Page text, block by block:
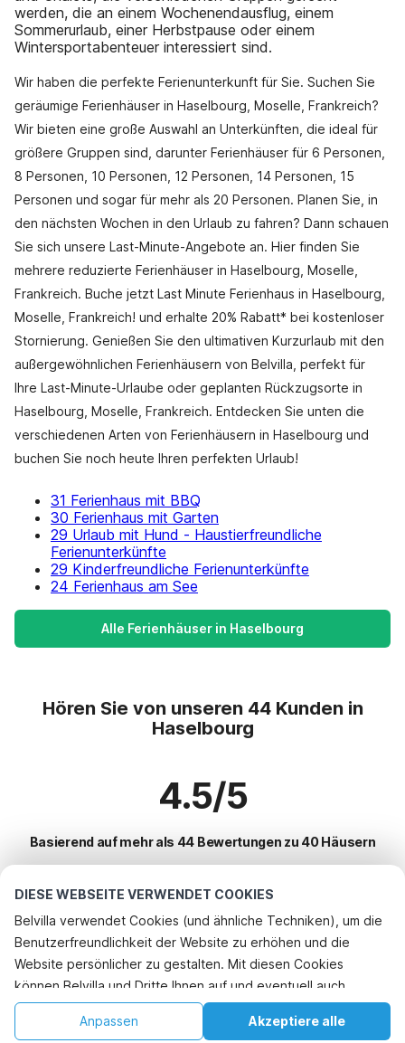
DIESE WEBSEITE VERWENDET COOKIES
Belvilla verwendet Cookies (und ähnliche Techniken), um die
Benutzerfreundlichkeit der Website zu erhöhen und die
Website persönlicher zu gestalten. Mit diesen Cookies
können Belvilla und Dritte Ihnen auf und eventuell auch
außerhalb unserer Website folgen, um Werbung Ihren
Interessen anzupassen und das Teilen von Informationen über
Akzeptiere alle
Anpassen
werden, die an einem Wochenendausflug, einem
Sommerurlaub, einer Herbstpause oder einem
Wintersportabenteuer interessiert sind.
Wir haben die perfekte Ferienunterkunft für Sie. Suchen Sie
geräumige Ferienhäuser in Haselbourg, Moselle, Frankreich?
Wir bieten eine große Auswahl an Unterkünften, die ideal für
größere Gruppen sind, darunter Ferienhäuser für 6 Personen,
8 Personen, 10 Personen, 12 Personen, 14 Personen, 15
Personen und sogar für mehr als 20 Personen. Planen Sie, in
den nächsten Wochen in den Urlaub zu fahren? Dann schauen
Sie sich unsere Last-Minute-Angebote an. Hier finden Sie
mehrere reduzierte Ferienhäuser in Haselbourg, Moselle,
Frankreich. Buche jetzt Last Minute Ferienhaus in Haselbourg,
Moselle, Frankreich! und erhalte 20% Rabatt* bei kostenloser
Stornierung. Genießen Sie den ultimativen Kurzurlaub mit den
außergewöhnlichen Ferienhäusern von Belvilla, perfekt für
Ihre Last-Minute-Urlaube oder geplanten Rückzugsorte in
Haselbourg, Moselle, Frankreich. Entdecken Sie unten die
verschiedenen Arten von Ferienhäusern in Haselbourg und
buchen Sie noch heute Ihren perfekten Urlaub!
31 Ferienhaus mit BBQ
30 Ferienhaus mit Garten
29 Urlaub mit Hund - Haustierfreundliche
Ferienunterkünfte
29 Kinderfreundliche Ferienunterkünfte
24 Ferienhaus am See
Alle Ferienhäuser in Haselbourg
Hören Sie von unseren 44 Kunden in
Haselbourg
4.5/5
Basierend auf mehr als 44 Bewertungen zu 40 Häusern
Beliebteste Reiseziele für Urlaub
Top-Städte mit Top-Annehmlichkeiten für den Urlaub
Kinderfreundliche Ferienunterkünfte bleckhausen
Urlaub mit Hund - Haustierfreundliche Ferienunterkünfte albe
Kinderfreundliche Ferienunterkünfte turquestein-blancrupt
Beliebte Ausstattungen für Urlaub in Haselbourg
Ferienhaus mit BBQ
Beliebte Städte für den Urlaub in Moselle
Startseite Wunschliste Buchungen Konto